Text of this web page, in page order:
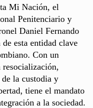
Mi Nación, el
Penitenciario y
Daniel Fernando
esta entidad clave
Con un
resocialización,
la custodia y
tiene el mandato
a la sociedad.